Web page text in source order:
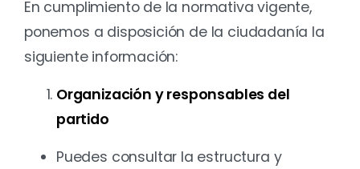
En cumplimiento de la normativa vigente,
ponemos a disposición de la ciudadanía la
siguiente información:
Organización y responsables del
partido
Puedes consultar la estructura y